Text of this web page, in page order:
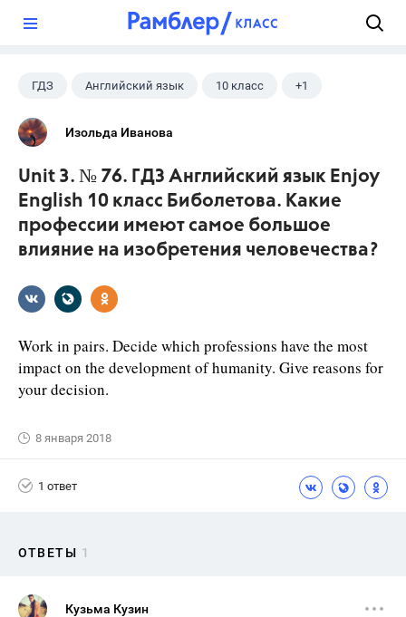
ГДЗ Английский язык 10 класс +1
Биболетова М. З.
Изольда Иванова
Unit 3. № 76. ГДЗ Английский язык Enjoy
English 10 класс Биболетова. Какие
профессии имеют самое большое
влияние на изобретения человечества?
Work in pairs. Decide which professions have the most
impact on the development of humanity. Give reasons for
your decision.
8 января 2018
1 ответ
ОТВЕТЫ 1
Кузьма Кузин